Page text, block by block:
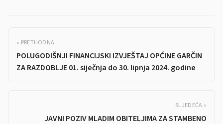
« PRETHODNA
POLUGODIŠNJI FINANCIJSKI IZVJEŠTAJ OPĆINE GARČIN
ZA RAZDOBLJE 01. siječnja do 30. lipnja 2024. godine
SLJEDEĆA »
JAVNI POZIV MLADIM OBITELJIMA ZA STAMBENO